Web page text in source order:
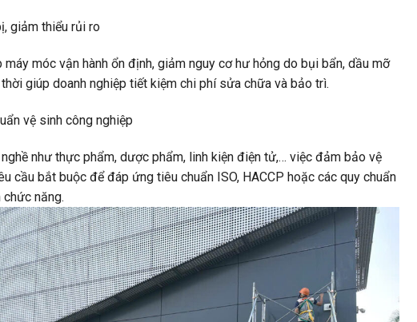
giảm thiểu rủi ro
móc vận hành ổn định, giảm nguy cơ hư hỏng do bụi bẩn, dầu mỡ
giúp doanh nghiệp tiết kiệm chi phí sửa chữa và bảo trì.
vệ sinh công nghiệp
như thực phẩm, dược phẩm, linh kiện điện tử,… việc đảm bảo vệ
cầu bắt buộc để đáp ứng tiêu chuẩn ISO, HACCP hoặc các quy chuẩn
chức năng.